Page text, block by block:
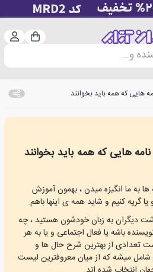
سبد
و...
هایی که همه باید بخوانند
هایی که همه باید بخوانند
Autobiographies Everyone
به ما انگیزه میدن ، بهمون آموزش
گریه کنیم و شاید همه ی اینها باهم.
دیگران به زبان خودشون هستید ، چه
باشه یا فعال اجتماعی و یا به هر
تعدادی از بهترین شرح حال ها و
میشه که از میان معروفترین لیست